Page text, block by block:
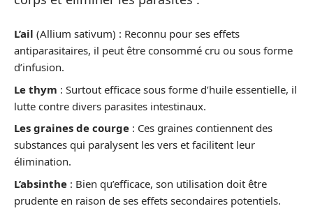
L’ail (Allium sativum) : Reconnu pour ses effets
antiparasitaires, il peut être consommé cru ou sous forme
d’infusion.
Le thym : Surtout efficace sous forme d’huile essentielle, il
lutte contre divers parasites intestinaux.
Les graines de courge : Ces graines contiennent des
substances qui paralysent les vers et facilitent leur
élimination.
L’absinthe : Bien qu’efficace, son utilisation doit être
prudente en raison de ses effets secondaires potentiels.